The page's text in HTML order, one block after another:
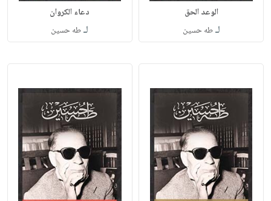
الوعد الحق
لـطه حسين
دعاء الكروان
لـطه حسين